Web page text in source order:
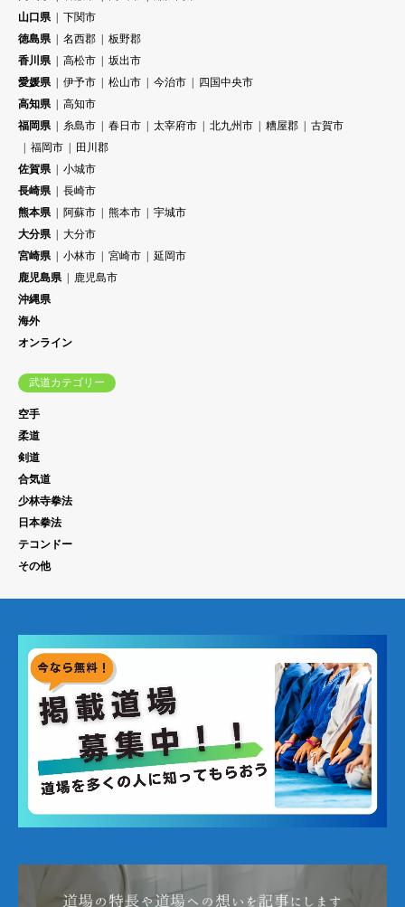
山口県
下関市
徳島県
名西郡
板野郡
香川県
高松市
坂出市
愛媛県
伊予市 松山市 今治市
四国中央市
高知県
高知市
福岡県
糸島市 春日市 太宰府市 北九州市 糟屋郡
古賀市
福岡市
田川郡
佐賀県
小城市
長崎県
長崎市
熊本県
阿蘇市 熊本市
宇城市
大分県
大分市
宮崎県
小林市 宮崎市
延岡市
鹿児島県
鹿児島市
沖縄県
海外
オンライン
武道カテゴリー
空手
柔道
剣道
合気道
少林寺拳法
日本拳法
テコンドー
その他